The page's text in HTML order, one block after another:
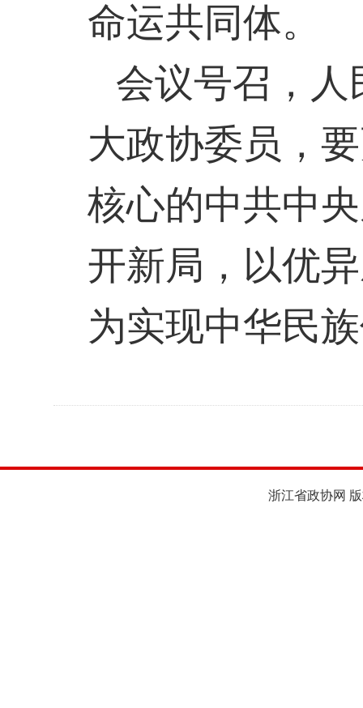
命运共同体。
会议号召，
大政协委员，
核心的中共中
开新局，以优
为实现中华民
浙江省政协网